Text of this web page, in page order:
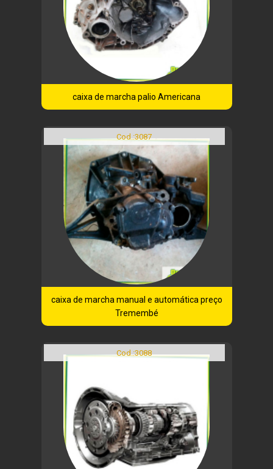
caixa de marcha palio Americana
Cod.:3087
caixa de marcha manual e automática preço
Tremembé
Cod.:3088